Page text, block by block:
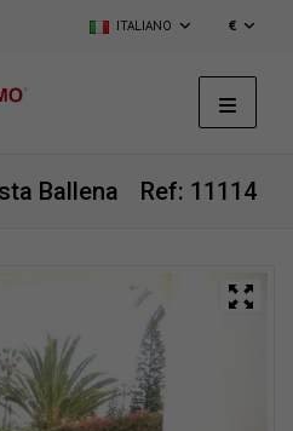
ITALIANO €
Ref: 11114
Ballena